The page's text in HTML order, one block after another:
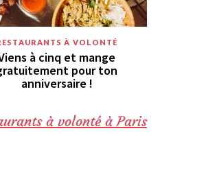
À VOLONTÉ
à cinq et mange
pour ton
anniversaire !
à volonté à Paris